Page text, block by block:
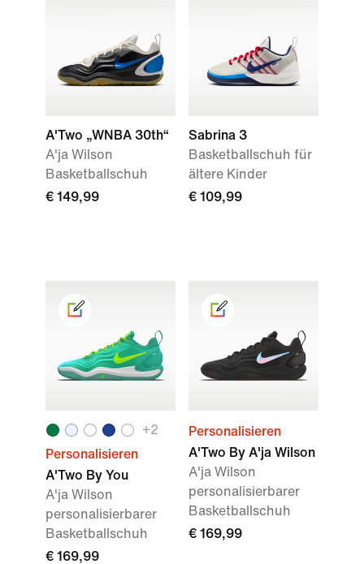
A'Two „WNBA 30th“
A'ja Wilson
Basketballschuh
€ 149,99
Sabrina 3
Basketballschuh für
ältere Kinder
€ 109,99
+2
Personalisieren
A'Two By You
A'ja Wilson
personalisierbarer
Basketballschuh
€ 169,99
Personalisieren
A'Two By A'ja Wilson
A'ja Wilson
personalisierbarer
Basketballschuh
€ 169,99